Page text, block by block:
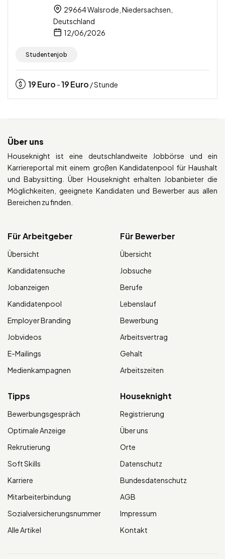
29664 Walsrode, Niedersachsen,
Deutschland
12/06/2026
Studentenjob
19Euro -19Euro / Stunde
Über uns
Houseknight ist eine deutschlandweite Jobbörse und ein
Karriereportal mit einem großen Kandidatenpool für Haushalt
und Babysitting. Über Houseknight erhalten Jobanbieter die
Möglichkeiten, geeignete Kandidaten und Bewerber aus allen
Bereichen zu finden.
Für Arbeitgeber
Übersicht
Kandidatensuche
Jobanzeigen
Kandidatenpool
Employer Branding
Jobvideos
E-Mailings
Medienkampagnen
Für Bewerber
Übersicht
Jobsuche
Berufe
Lebenslauf
Bewerbung
Arbeitsvertrag
Gehalt
Arbeitszeiten
Tipps
Bewerbungsgespräch
Optimale Anzeige
Rekrutierung
Soft Skills
Karriere
Mitarbeiterbindung
Sozialversicherungsnummer
Alle Artikel
Houseknight
Registrierung
Über uns
Orte
Datenschutz
Bundesdatenschutz
AGB
Impressum
Kontakt